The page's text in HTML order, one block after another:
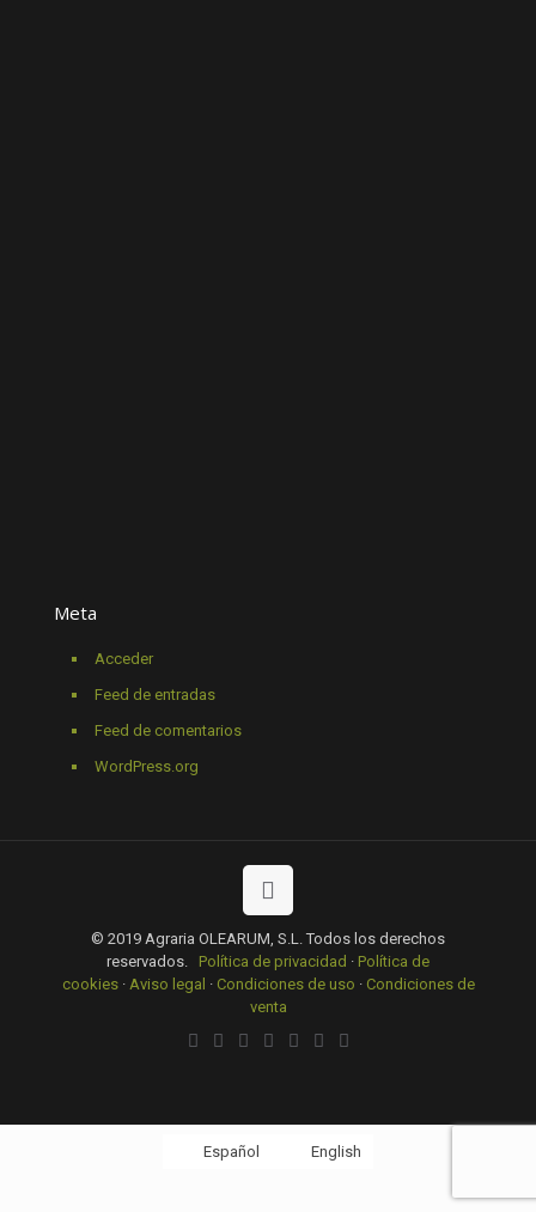
Meta
Acceder
Feed de entradas
Feed de comentarios
WordPress.org
© 2019 Agraria OLEARUM, S.L. Todos los derechos
reservados. Política de privacidad · Política de
cookies· Aviso legal · Condiciones de uso · Condiciones de
venta
Español English